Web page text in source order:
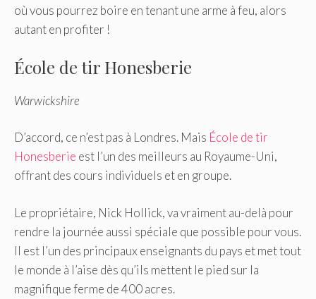
où vous pourrez boire en tenant une arme à feu, alors
autant en profiter !
École de tir Honesberie
Warwickshire
D’accord, ce n’est pas à Londres. Mais École de tir
Honesberie est l’un des meilleurs au Royaume-Uni,
offrant des cours individuels et en groupe.
Le propriétaire, Nick Hollick, va vraiment au-delà pour
rendre la journée aussi spéciale que possible pour vous.
Il est l’un des principaux enseignants du pays et met tout
le monde à l’aise dès qu’ils mettent le pied sur la
magnifique ferme de 400 acres.